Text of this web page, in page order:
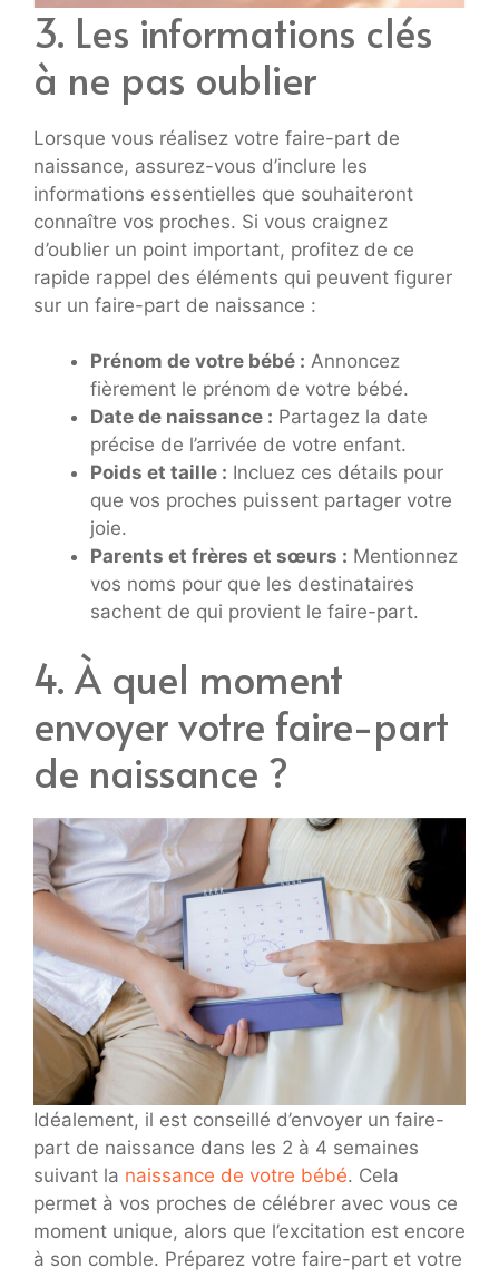
3. Les informations clés
à ne pas oublier
Lorsque vous réalisez votre faire-part de
naissance, assurez-vous d’inclure les
informations essentielles que souhaiteront
connaître vos proches. Si vous craignez
d’oublier un point important, profitez de ce
rapide rappel des éléments qui peuvent figurer
sur un faire-part de naissance :
Prénom de votre bébé : Annoncez
fièrement le prénom de votre bébé.
Date de naissance : Partagez la date
précise de l’arrivée de votre enfant.
Poids et taille : Incluez ces détails pour
que vos proches puissent partager votre
joie.
Parents et frères et sœurs : Mentionnez
vos noms pour que les destinataires
sachent de qui provient le faire-part.
4. À quel moment
envoyer votre faire-part
de naissance ?
Idéalement, il est conseillé d’envoyer un faire-
part de naissance dans les 2 à 4 semaines
suivant la naissance de votre bébé. Cela
permet à vos proches de célébrer avec vous ce
moment unique, alors que l’excitation est encore
à son comble. Préparez votre faire-part et votre